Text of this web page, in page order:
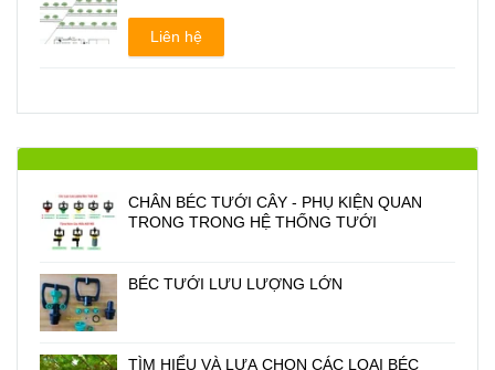
Liên hệ
CHÂN BÉC TƯỚI CÂY - PHỤ KIỆN QUAN
TRONG TRONG HỆ THỐNG TƯỚI
BÉC TƯỚI LƯU LƯỢNG LỚN
TÌM HIỂU VÀ LỰA CHỌN CÁC LOẠI BÉC